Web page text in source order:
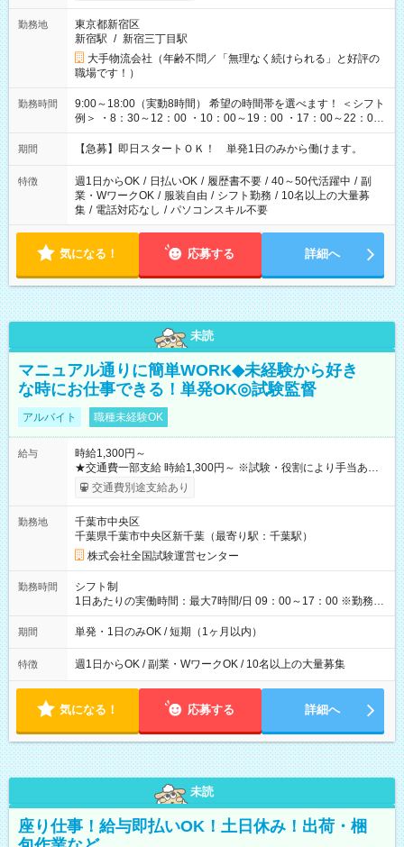
勤務地
東京都新宿区
新宿駅 / 新宿三丁目駅
大手物流会社（年齢不問／「無理なく続けられる」と好評の
職場です！）
勤務時間
9:00～18:00（実動8時間） 希望の時間帯を選べます！ ＜シフト
例＞ ・8：30～12：00 ・10：00～19：00 ・17：00～22：00
・13：00～22：00 ・22：00～翌6：00 など
期間 【急募】即日スタートＯＫ！ 単発1日のみから働けます。
特徴 週1日からOK / 日払いOK / 履歴書不要 / 40～50代活躍中 / 副
業・WワークOK / 服装自由 / シフト勤務 / 10名以上の大量募
集 / 電話対応なし / パソコンスキル不要
気になる！ 応募する 詳細へ
未読
マニュアル通りに簡単WORK◆未経験から好き
な時にお仕事できる！単発OK◎試験監督
アルバイト 職種未経験OK
給与
時給1,300円～
★交通費一部支給 時給1,300円～ ※試験・役割により手当あり
※勤務回数により昇給あり 【即給（前払い）オプションあ
り！】 希望される場合、勤務から1週間ほどで給与の一部を受け
例】 ・河合塾模擬試験 8:30～17:30（休憩1時間） 時給1,300円
×8時間＝日収10,400円＋交通費 ※当日の役割により時給＋100
円の場合あり ・国家試験 7:00～13:30（休憩なし） 時給1,300
円（役割手当＋100円）×6時間＝日収8,400円＋交通費 【試用期
間】試用期間なし
交通費別途支給あり
勤務地
千葉市中央区
千葉県千葉市中央区新千葉（最寄り駅：千葉駅）
株式会社全国試験運営センター
勤務時間
シフト制
1日あたりの実働時間：最大7時間/日 09：00～17：00 ※勤務時
間は 試験により異なります。
期間 単発・1日のみOK / 短期（1ヶ月以内）
特徴 週1日からOK / 副業・WワークOK / 10名以上の大量募集
気になる！ 応募する 詳細へ
未読
座り仕事！給与即払いOK！土日休み！出荷・梱